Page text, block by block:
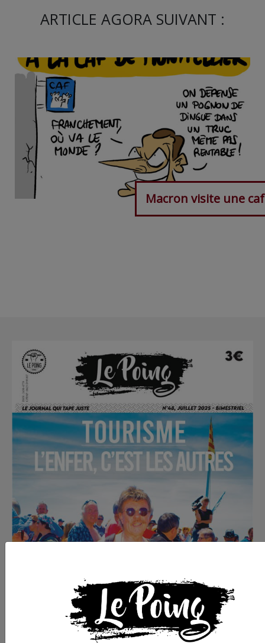
ARTICLE AGORA SUIVANT :
Macron visite une caf